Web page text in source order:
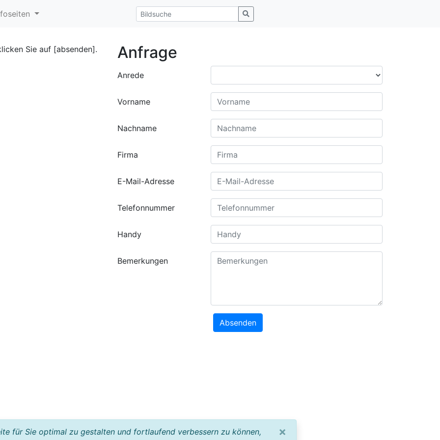
Sie auf [absenden]. Anfrage
Anrede
Vorname
Nachname
Firma
E-Mail-Adresse
Telefonnummer
Handy
Bemerkungen
Absenden
für Sie optimal zu gestalten und fortlaufend verbessern zu können,
×